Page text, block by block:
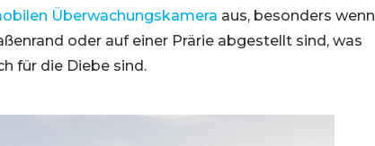
Überwachungskamera aus, besonders wenn
oder auf einer Prärie abgestellt sind, was
für die Diebe sind.